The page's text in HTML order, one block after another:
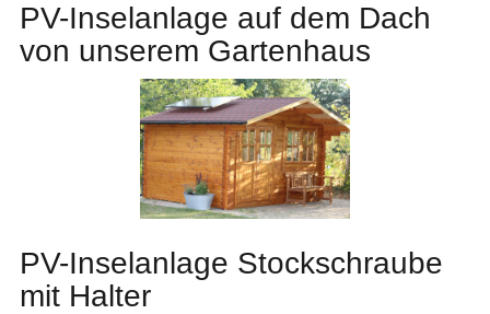
PV-Inselanlage auf dem Dach
von unserem Gartenhaus
PV-Inselanlage Stockschraube
mit Halter